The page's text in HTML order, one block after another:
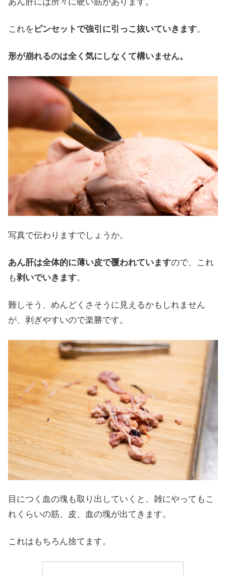
これを ピンセットで強引に引っこ抜いていきます。
形が崩れるのは全く気にしなくて構いません。
写真で伝わりますでしょうか。
あん肝は全体的に薄い皮で覆われていますので、これ
も剥いでいきます。
難しそう、めんどくさそうに見えるかもしれません
が、剥ぎやすいので楽勝です。
目につく血の塊も取り出していくと、雑にやってもこ
れくらいの筋、皮、血の塊が出てきます。
これはもちろん捨てます。